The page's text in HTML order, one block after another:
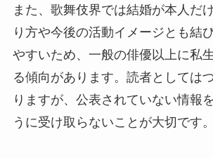
また、歌舞伎界では結婚が本人だ
り方や今後の活動イメージとも結
やすいため、一般の俳優以上に私
る傾向があります。読者としては
りますが、公表されていない情報
うに受け取らないことが大切です。